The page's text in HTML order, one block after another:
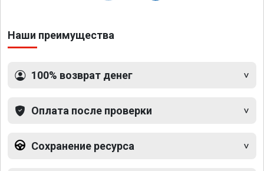
Наши преимущества
100% возврат денег
Оплата после проверки
Сохранение ресурса